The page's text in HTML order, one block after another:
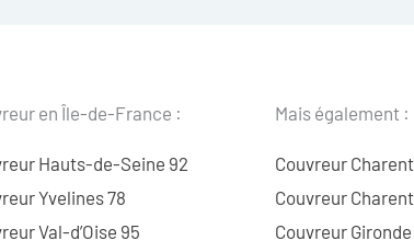
en Île-de-France :
Hauts-de-Seine 92
Yvelines 78
Val-d’Oise 95
Mais également :
Couvreur
Couvreur
Couvreur